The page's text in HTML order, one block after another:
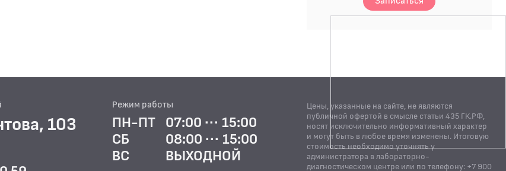
103
Режим работы
ПН-ПТ
07:00 ··· 15:00
СБ
08:00 ··· 15:00
ВС
ВЫХОДНОЙ
Цены, указанные на сайте, не являются
публичной офертой в смысле статьи 435 ГК.РФ,
носят исключительно информативный характер
и могут быть в любое время изменены. Итоговую
стоимость необходимо уточнять у
администратора в лабораторно-
диагностическом центре или по телефону: +7 900